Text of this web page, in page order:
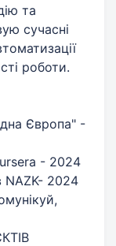
та
сучасні
роботи.
Європа" -
- 2024
NAZK- 2024